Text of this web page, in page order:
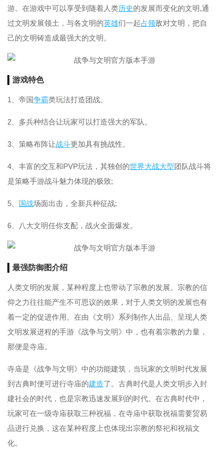
游。在游戏中可以享受到随着人类历史的发展而变化的文明,通
过文明发展领土，与各文明的英雄们一起占领敌对文明，把自
己的文明铸造成最强大的文明。
游戏特色
1、帝国争霸类玩法打造团战。
2、多兵种结合让玩家可以打造强大的军队。
3、策略布阵让战斗更加具有挑战性。
4、丰富的交互和PVP玩法，其独创的世界大战大型团队战斗将
是策略手游战斗魅力体现的极致;
5、 国战场面出击，全新兵种征战;
6、八大文明任你支配，战火全面爆发。
最强防御图介绍
人类文明的发展，某种程度上也带动了宗教的发展。宗教的信
仰之力往往能产生不可思议的效果，对于人类文明的发展也有
着一定的促进作用。在由《文明》系列制作人出品、呈现人类
文明发展进程的手游《战争与文明》中，也有着宗教的力量，
那便是寺庙。
寺庙是《战争与文明》中的功能建筑，当玩家的文明时代发展
到古典时便可进行寺庙的建造了。古典时代是人类文明步入封
建社会的时代，也是宗教迅速发展到的时代。在古典时代中，
玩家可在一级寺庙获取三种祝福，在寺庙中获取祝福需要贸易
品进行兑换，这在某种程度上也体现出宗教的祭祀和祝福文
化。